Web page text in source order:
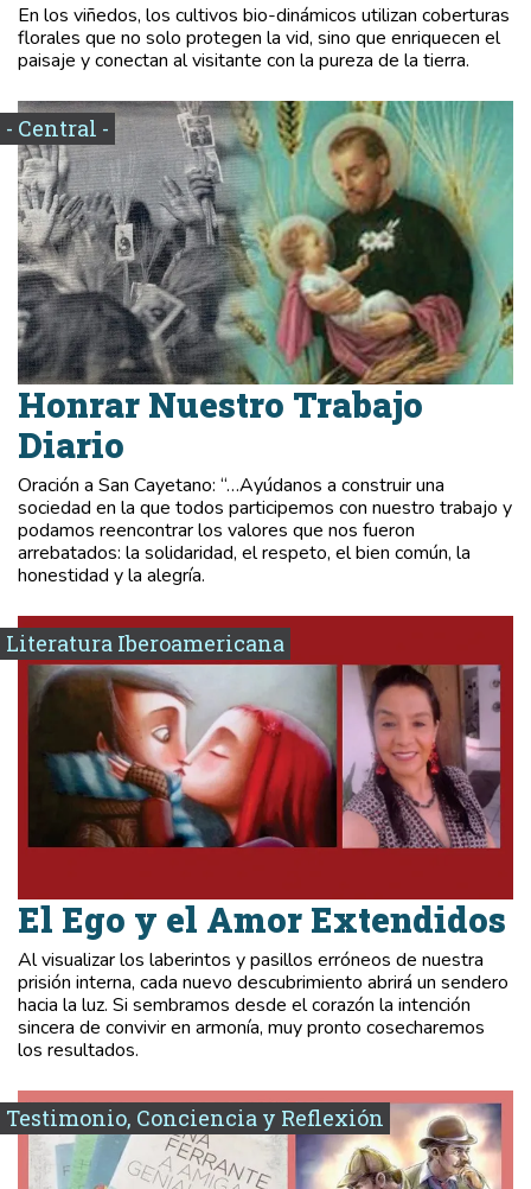
En los viñedos, los cultivos bio-dinámicos utilizan coberturas
florales que no solo protegen la vid, sino que enriquecen el
paisaje y conectan al visitante con la pureza de la tierra.
- Central -
Honrar Nuestro Trabajo
Diario
Oración a San Cayetano: “…Ayúdanos a construir una
sociedad en la que todos participemos con nuestro trabajo y
podamos reencontrar los valores que nos fueron
arrebatados: la solidaridad, el respeto, el bien común, la
honestidad y la alegría.
Literatura Iberoamericana
El Ego y el Amor Extendidos
Al visualizar los laberintos y pasillos erróneos de nuestra
prisión interna, cada nuevo descubrimiento abrirá un sendero
hacia la luz. Si sembramos desde el corazón la intención
sincera de convivir en armonía, muy pronto cosecharemos
los resultados.
Testimonio, Conciencia y Reflexión